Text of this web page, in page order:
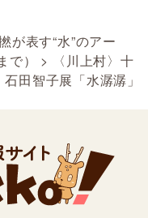
が表す“水”のアー
）
>
〈川上村〉十
田智子展「水潺潺」